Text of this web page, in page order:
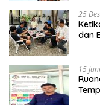
25
dan
15